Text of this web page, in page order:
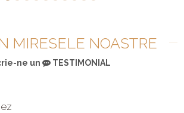
MIRESELE NOASTRE
ne un TESTIMONIAL